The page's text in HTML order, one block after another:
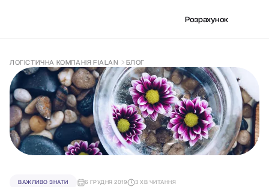
Розрахунок
ЛОГІСТИЧНА КОМПАНІЯ FIALAN БЛОГ
ВАЖЛИВО ЗНАТИ 6 ГРУДНЯ 2019 3 ХВ ЧИТАННЯ